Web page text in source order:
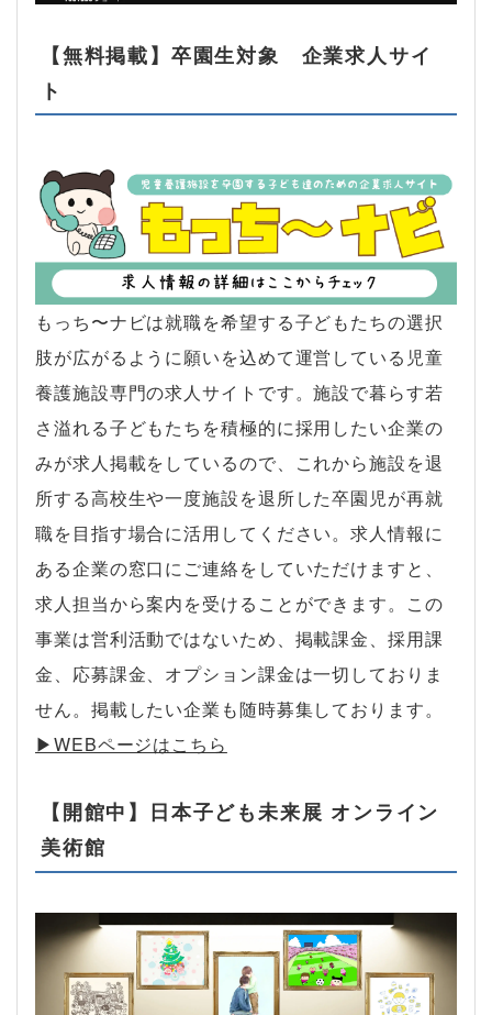
【無料掲載】卒園生対象 企業求人サイ
ト
もっち〜ナビは就職を希望する子どもたちの選択
肢が広がるように願いを込めて運営している児童
養護施設専門の求人サイトです。施設で暮らす若
さ溢れる子どもたちを積極的に採用したい企業の
みが求人掲載をしているので、これから施設を退
所する高校生や一度施設を退所した卒園児が再就
職を目指す場合に活用してください。求人情報に
ある企業の窓口にご連絡をしていただけますと、
求人担当から案内を受けることができます。この
事業は営利活動ではないため、掲載課金、採用課
金、応募課金、オプション課金は一切しておりま
せん。掲載したい企業も随時募集しております。
▶︎WEBページはこちら
【開館中】日本子ども未来展 オンライン
美術館